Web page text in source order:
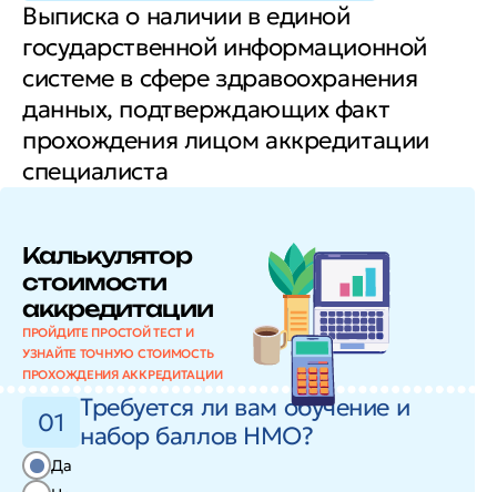
Выписка о наличии в единой
государственной информационной
системе в сфере здравоохранения
данных, подтверждающих факт
прохождения лицом аккредитации
специалиста
Калькулятор
стоимости
аккредитации
ПРОЙДИТЕ ПРОСТОЙ ТЕСТ И
УЗНАЙТЕ ТОЧНУЮ СТОИМОСТЬ
ПРОХОЖДЕНИЯ АККРЕДИТАЦИИ
01 Требуется ли вам обучение и
набор баллов НМО?
Да